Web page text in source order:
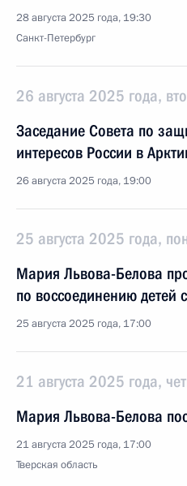
28 августа 2025 года, 19:30
Санкт-Петербург
26 августа 2025 года,
Заседание Совета по
интересов России в
26 августа 2025 года, 19:00
25 августа 2025 года,
Мария Львова-Белова
по воссоединению детей
25 августа 2025 года, 17:00
21 августа 2025 года,
Мария Львова-Белова
21 августа 2025 года, 17:00
Тверская область